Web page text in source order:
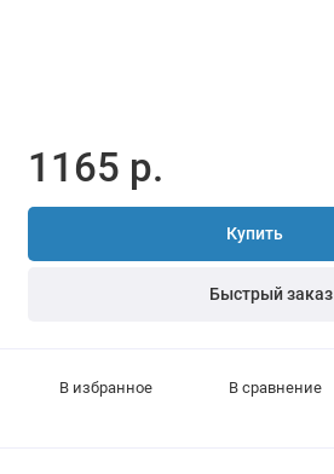
1165 р.
Купить
Быстрый заказ
В избранное В сравнение